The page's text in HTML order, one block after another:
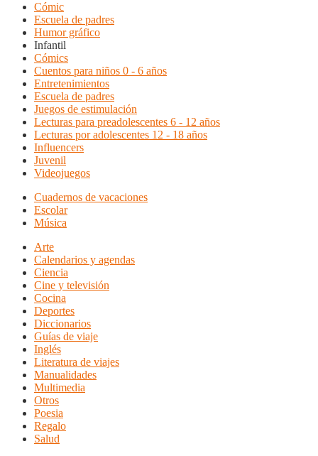
Cómic
Escuela de padres
Humor gráfico
Infantil
Cómics
Cuentos para niños 0 - 6 años
Entretenimientos
Escuela de padres
Juegos de estimulación
Lecturas para preadolescentes 6 - 12 años
Lecturas por adolescentes 12 - 18 años
Influencers
Juvenil
Videojuegos
Cuadernos de vacaciones
Escolar
Música
Arte
Calendarios y agendas
Ciencia
Cine y televisión
Cocina
Deportes
Diccionarios
Guías de viaje
Inglés
Literatura de viajes
Manualidades
Multimedia
Otros
Poesia
Regalo
Salud